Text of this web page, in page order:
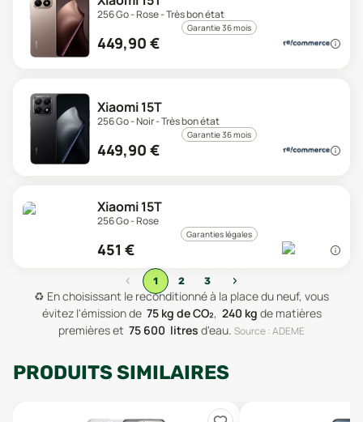
256 Go - Rose - Très bon état
Garantie 36 mois
449,90 €
Xiaomi 15T
256 Go - Noir - Très bon état
Garantie 36 mois
449,90 €
Xiaomi 15T
256 Go - Rose
Garanties légales
451 €
‹ 1 2 3
›
♻️ En choisissant le reconditionné à la place du neuf, vous
évitez l'émission de 75 kg de CO₂, 240 kg de matières
premièreset 75 600 litres d'eau. Source : ADEME
PRODUITS SIMILAIRES